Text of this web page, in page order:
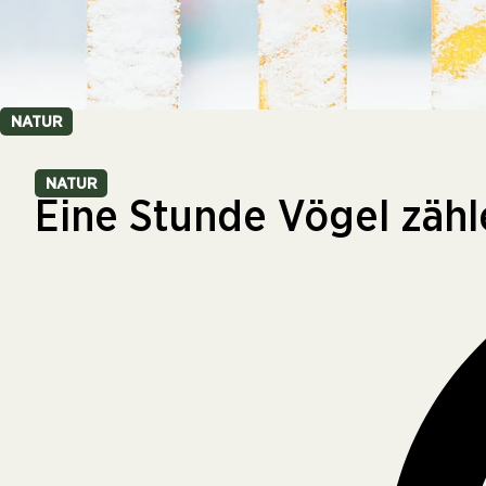
NATUR
NATUR
Eine Stunde Vögel